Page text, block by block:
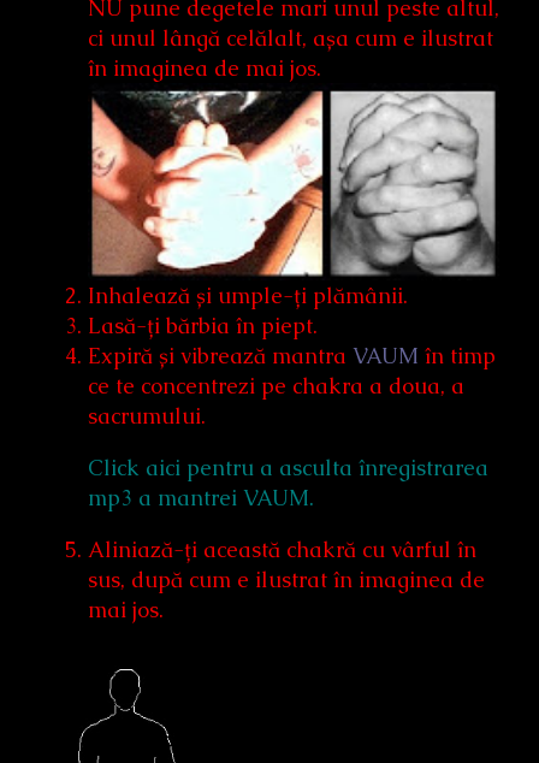
NU pune degetele mari unul peste altul,
ci unul lângă celălalt, așa cum e ilustrat
în imaginea de mai jos.
Inhalează și umple-ți plămânii.
Lasă-ți bărbia în piept.
Expiră și vibrează mantra VAUM în timp
ce te concentrezi pe chakra a doua, a
sacrumului.
Click aici pentru a asculta înregistrarea
mp3 a mantrei VAUM.
Aliniază-ți această chakră cu vârful în
sus, după cum e ilustrat în imaginea de
mai jos.